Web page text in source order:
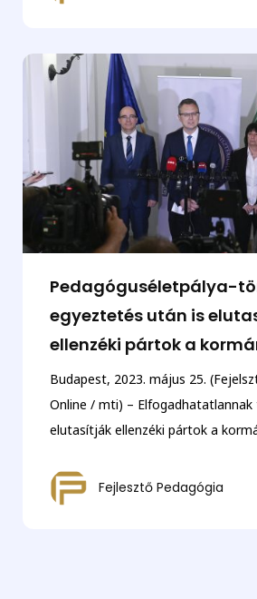
Pedagóguséletpálya-
egyeztetés után is
ellenzéki pártok a
Budapest, 2023. május 25.
Online / mti) –
elutasítják ellenzéki pártok a
Fejlesztő Pedagógia